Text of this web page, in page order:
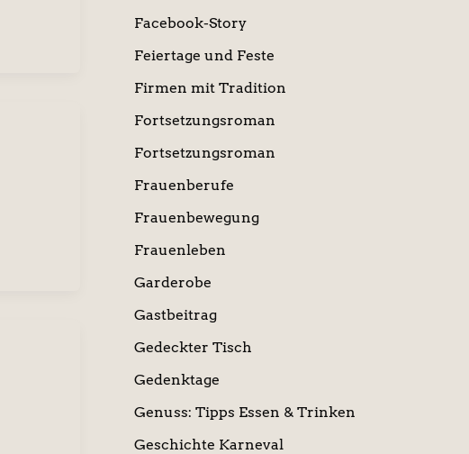
Facebook-Story
Feiertage und Feste
Firmen mit Tradition
Fortsetzungsroman
Fortsetzungsroman
Frauenberufe
Frauenbewegung
Frauenleben
Garderobe
Gastbeitrag
Gedeckter Tisch
Gedenktage
Genuss: Tipps Essen & Trinken
Geschichte Karneval